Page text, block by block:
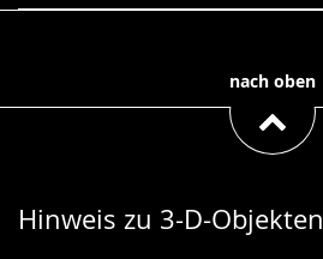
nach oben
Hinweis zu 3-D-Objekten